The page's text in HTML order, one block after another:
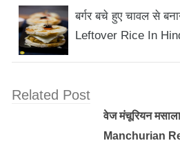
बर्गर बचे हुए चावल से
Leftover Rice In
Related Post
वेज मंचूरियन
Manchurian